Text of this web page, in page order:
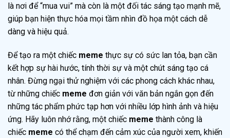
là nơi để “mua vui” mà còn là một đối tác sáng tạo mạnh mẽ,
giúp bạn hiện thực hóa mọi tầm nhìn đồ họa một cách dễ
dàng và hiệu quả.
Để tạo ra một chiếc meme thực sự có sức lan tỏa, bạn cần
kết hợp sự hài hước, tính thời sự và một chút sáng tạo cá
nhân. Đừng ngại thử nghiệm với các phong cách khác nhau,
từ những chiếc meme đơn giản với văn bản ngắn gọn đến
những tác phẩm phức tạp hơn với nhiều lớp hình ảnh và hiệu
ứng. Hãy luôn nhớ rằng, một chiếc meme thành công là
chiếc meme có thể chạm đến cảm xúc của người xem, khiến